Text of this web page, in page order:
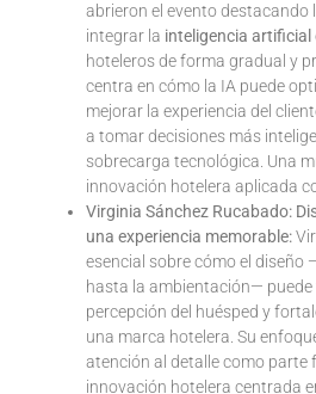
abrieron el evento destacando
integrar la inteligencia artificial
hoteleros de forma gradual y
centra en cómo la IA puede
mejorar la experiencia del
a tomar decisiones más
sobrecarga tecnológica. Una
innovación hotelera aplicada
Virginia Sánchez Rucabado:
una experiencia memorable:
esencial sobre cómo el diseño
hasta la ambientación—
percepción del huésped y
una marca hotelera. Su
atención al detalle como parte
innovación hotelera centrada